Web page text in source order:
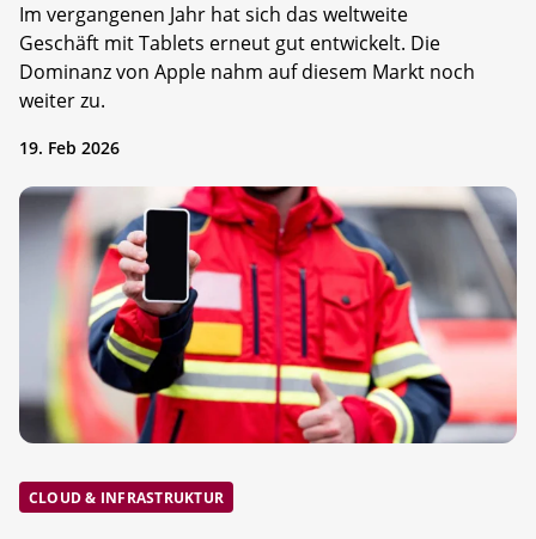
Im vergangenen Jahr hat sich das weltweite
Geschäft mit Tablets erneut gut entwickelt. Die
Dominanz von Apple nahm auf diesem Markt noch
weiter zu.
19. Feb 2026
CLOUD & INFRASTRUKTUR